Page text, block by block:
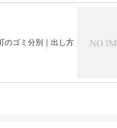
のゴミ分別｜出し方